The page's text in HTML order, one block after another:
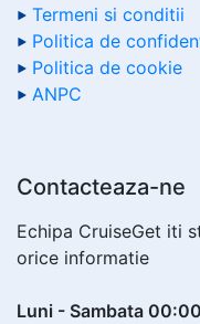
Termeni si conditii
Politica de
Politica de cookie
ANPC
Contacteaza-ne
Echipa CruiseGet iti
orice informatie
Luni - Sambata